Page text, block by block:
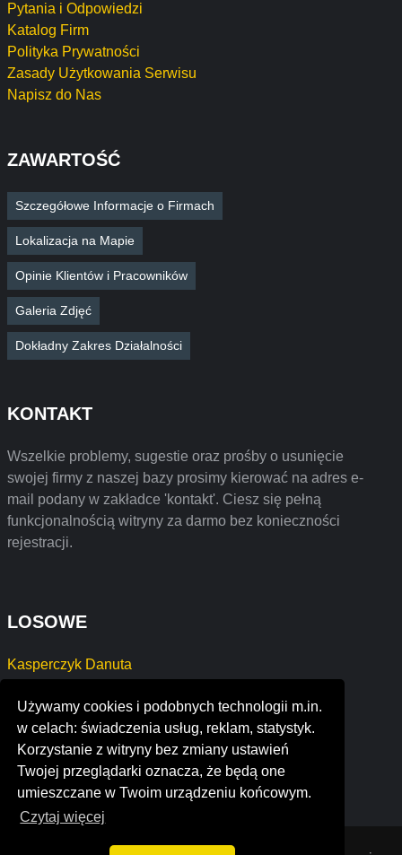
Używamy cookies i podobnych technologii m.in.
w celach: świadczenia usług, reklam, statystyk.
Korzystanie z witryny bez zmiany ustawień
Twojej przeglądarki oznacza, że będą one
umieszczane w Twoim urządzeniu końcowym.
Czytaj więcej
Pytania i Odpowiedzi
Katalog Firm
Polityka Prywatności
Zasady Użytkowania Serwisu
Napisz do Nas
ZAWARTOŚĆ
Szczegółowe Informacje o Firmach
Lokalizacja na Mapie
Opinie Klientów i Pracowników
Galeria Zdjęć
Dokładny Zakres Działalności
KONTAKT
Wszelkie problemy, sugestie oraz prośby o usunięcie
swojej firmy z naszej bazy prosimy kierować na adres e-
mail podany w zakładce 'kontakt'. Ciesz się pełną
funkcjonalnością witryny za darmo bez konieczności
rejestracji.
LOSOWE
Kasperczyk Danuta
JERZY MAJCHER
Jakub Łuczak kubimex
KATARZYNA BOCHATERKO ELEKTRO
buitenkant